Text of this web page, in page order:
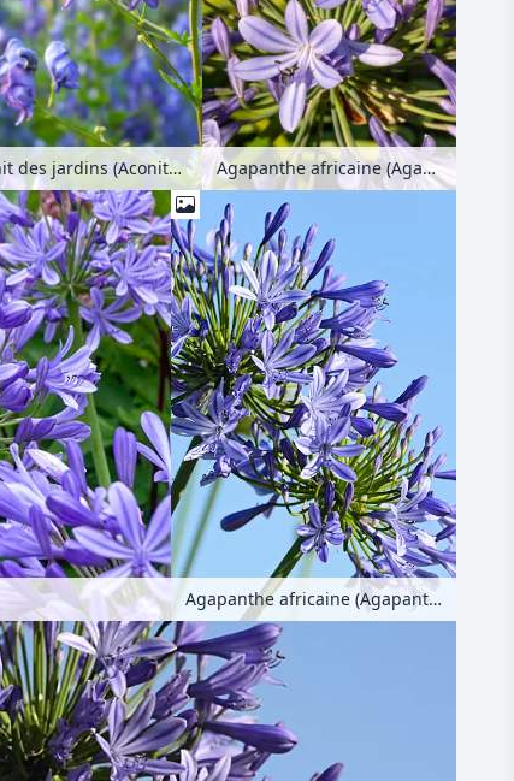
Aconit des jardins (Aconitum x cammarum) Agapanthe africaine (Agapanthus africanus)
Agapanthe africaine (Agapanthus africanus)